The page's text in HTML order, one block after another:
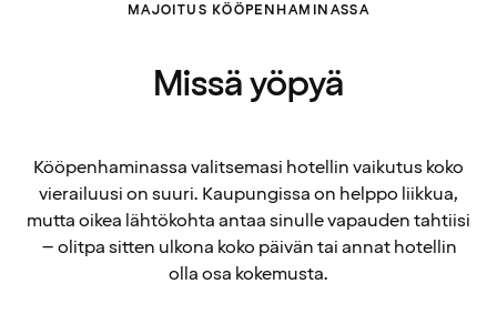
MAJOITUS KÖÖPENHAMINASSA
Missä yöpyä
Kööpenhaminassa valitsemasi hotellin vaikutus koko
vierailuusi on suuri. Kaupungissa on helppo liikkua,
mutta oikea lähtökohta antaa sinulle vapauden tahtiisi
– olitpa sitten ulkona koko päivän tai annat hotellin
olla osa kokemusta.